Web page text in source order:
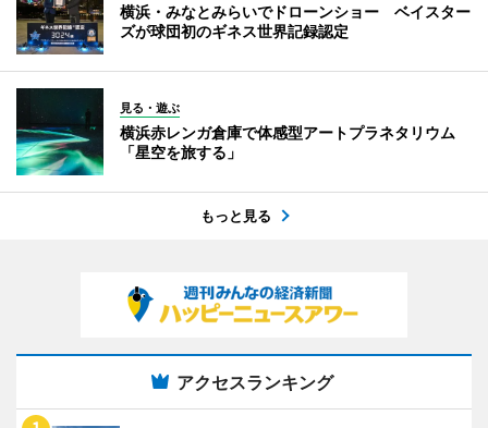
横浜・みなとみらいでドローンショー ベイスター
ズが球団初のギネス世界記録認定
見る・遊ぶ
横浜赤レンガ倉庫で体感型アートプラネタリウム
「星空を旅する」
もっと見る
アクセスランキング